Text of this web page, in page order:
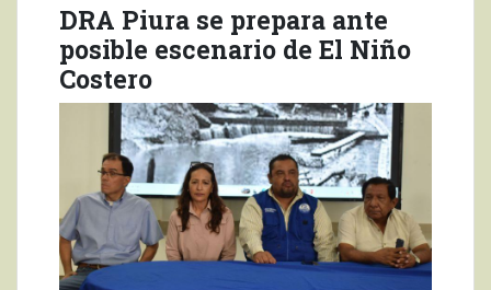
DRA Piura se prepara ante
posible escenario de El Niño
Costero